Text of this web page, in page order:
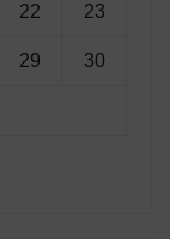
22 23
29 30